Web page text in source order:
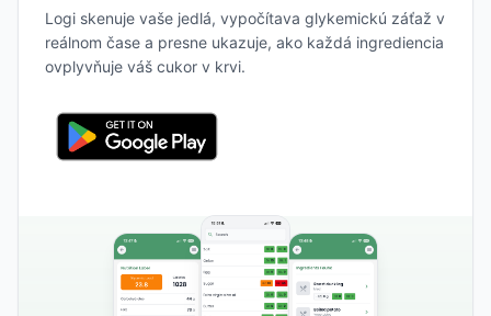
Logi skenuje vaše jedlá, vypočítava glykemickú záťaž v
reálnom čase a presne ukazuje, ako každá ingrediencia
ovplyvňuje váš cukor v krvi.